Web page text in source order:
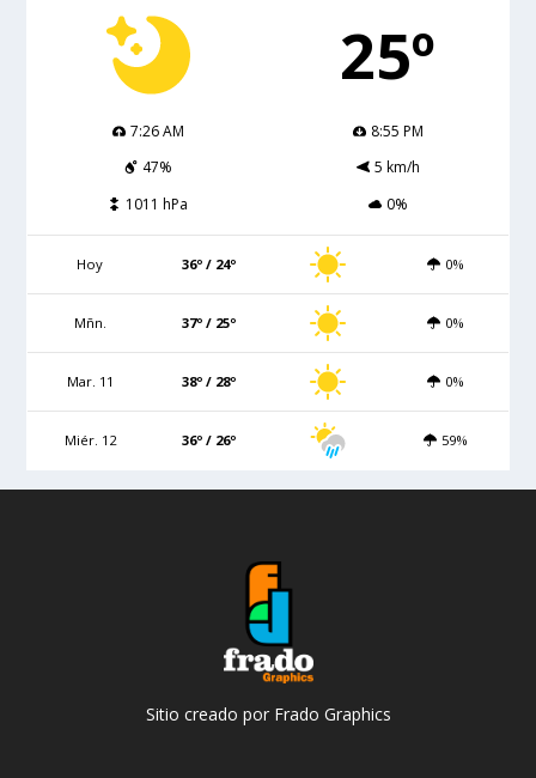
25º
7:26 AM
8:55 PM
47%
5 km/h
1011 hPa
0%
Hoy 36º / 24º 0%
Mñn. 37º / 25º 0%
Mar. 11 38º / 28º 0%
Miér. 12 36º / 26º 59%
Sitio creado por Frado Graphics